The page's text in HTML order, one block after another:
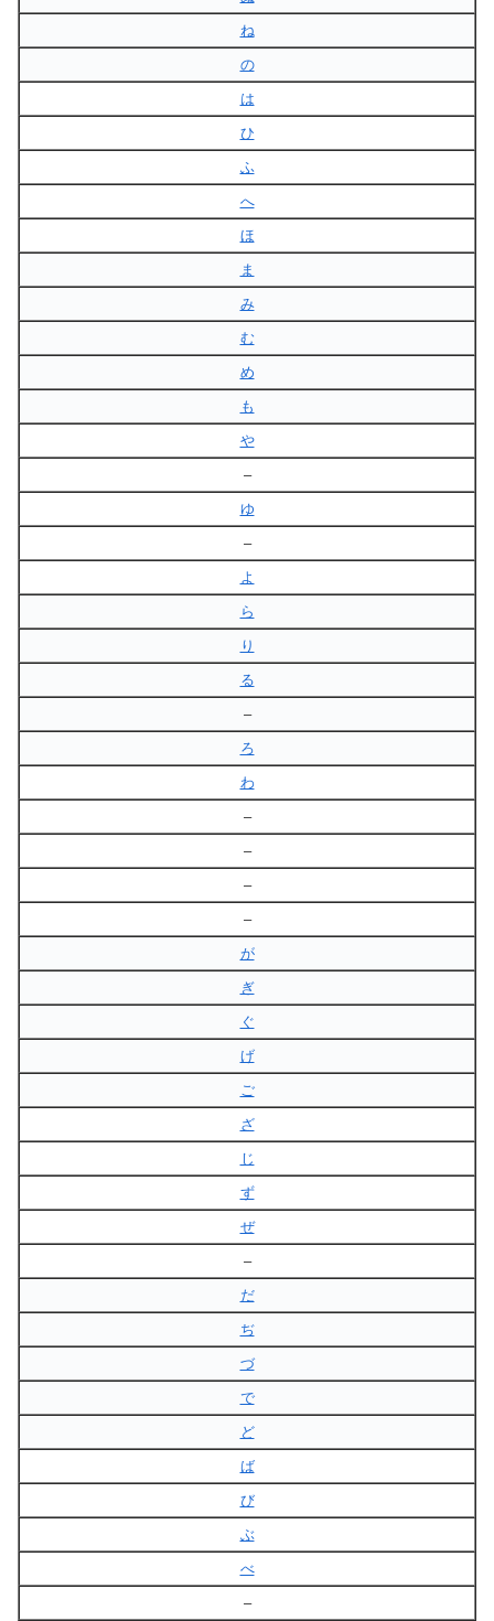
ね
の
は
ひ
ふ
へ
ほ
ま
み
む
め
も
や
–
ゆ
–
よ
ら
り
る
–
ろ
わ
–
–
–
–
が
ぎ
ぐ
げ
ご
ざ
じ
ず
ぜ
–
だ
ぢ
づ
で
ど
ば
び
ぶ
べ
–